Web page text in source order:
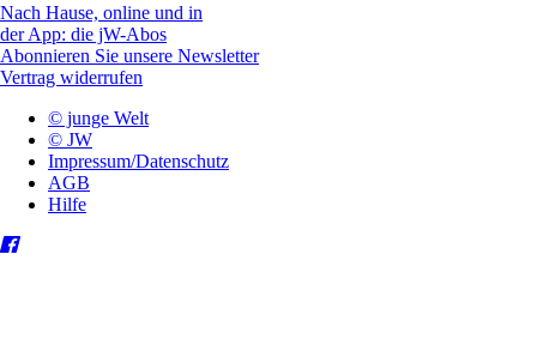
Nach Hause, online und in
der App: die jW-Abos
Abonnieren Sie unsere Newsletter
Vertrag widerrufen
© junge Welt
© JW
Impressum/Datenschutz
AGB
Hilfe